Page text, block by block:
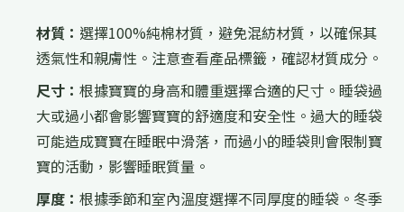
材質： 選擇100%純棉材質，避免混紡材質，以確保其
透氣性和親膚性。注意查看產品標籤，確認材質成分。
尺寸： 根據寶寶的身高和體重選擇合適的尺寸。睡袋過
大或過小都會影響寶寶的舒適度和安全性。過大的睡袋
可能造成寶寶在睡眠中滑落，而過小的睡袋則會限制寶
寶的活動，影響睡眠質量。
厚度： 根據季節和室內溫度選擇不同厚度的睡袋。冬季